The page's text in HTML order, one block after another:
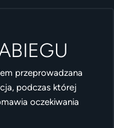
przeprowadzana
podczas której
oczekiwania